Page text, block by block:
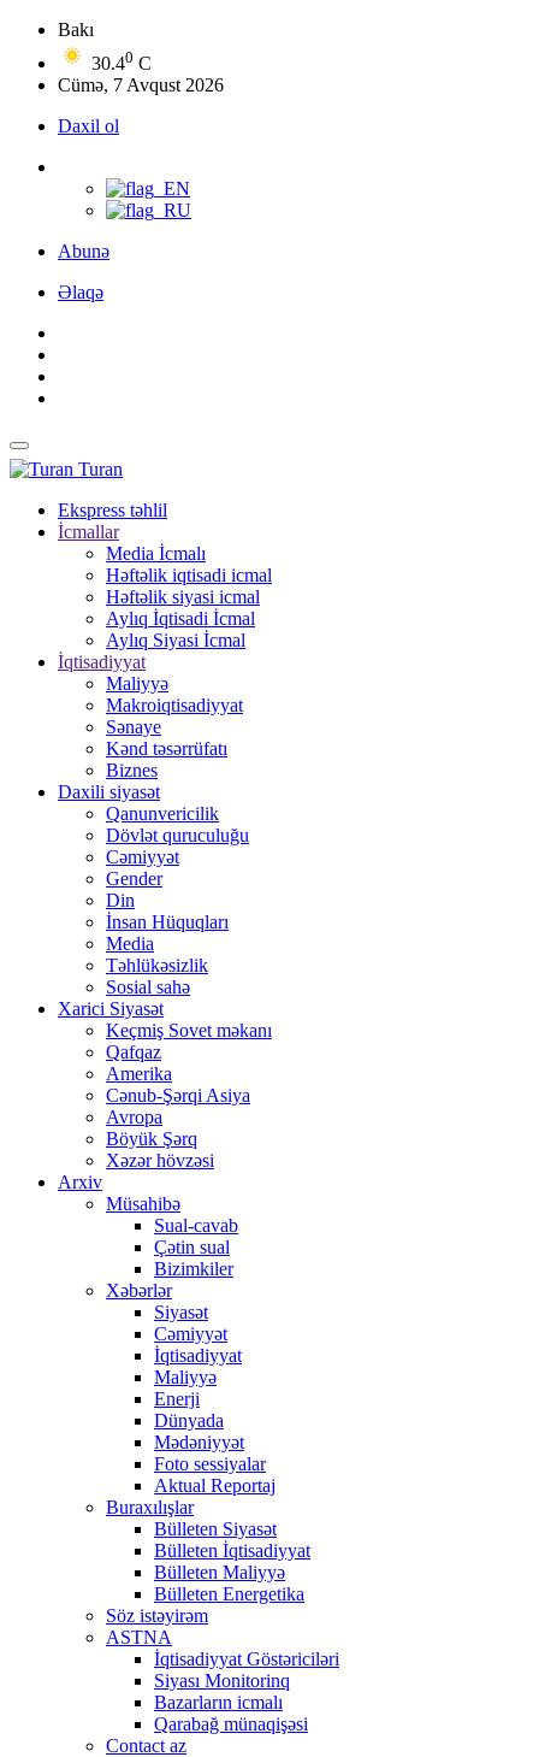
Bakı
30.40 C
Cümə, 7 Avqust 2026
Daxil ol
Abunə
Əlaqə
Turan
Ekspress təhlil
İcmallar
Media İcmalı
Həftəlik iqtisadi icmal
Həftəlik siyasi icmal
Aylıq İqtisadi İcmal
Aylıq Siyasi İcmal
İqtisadiyyat
Maliyyə
Makroiqtisadiyyat
Sənaye
Kənd təsərrüfatı
Biznes
Daxili siyasət
Qanunvericilik
Dövlət quruculuğu
Cəmiyyət
Gender
Din
İnsan Hüquqları
Media
Təhlükəsizlik
Sosial sahə
Xarici Siyasət
Keçmiş Sovet məkanı
Qafqaz
Amerika
Cənub-Şərqi Asiya
Avropa
Böyük Şərq
Xəzər hövzəsi
Arxiv
Müsahibə
Sual-cavab
Çətin sual
Bizimkiler
Xəbərlər
Siyasət
Cəmiyyət
İqtisadiyyat
Maliyyə
Enerji
Dünyada
Mədəniyyət
Foto sessiyalar
Aktual Reportaj
Buraxılışlar
Bülleten Siyasət
Bülleten İqtisadiyyat
Bülleten Maliyyə
Bülleten Energetika
Söz istəyirəm
ASTNA
İqtisadiyyat Göstəriciləri
Siyası Monitorinq
Bazarların icmalı
Qarabağ münaqişəsi
Contact az